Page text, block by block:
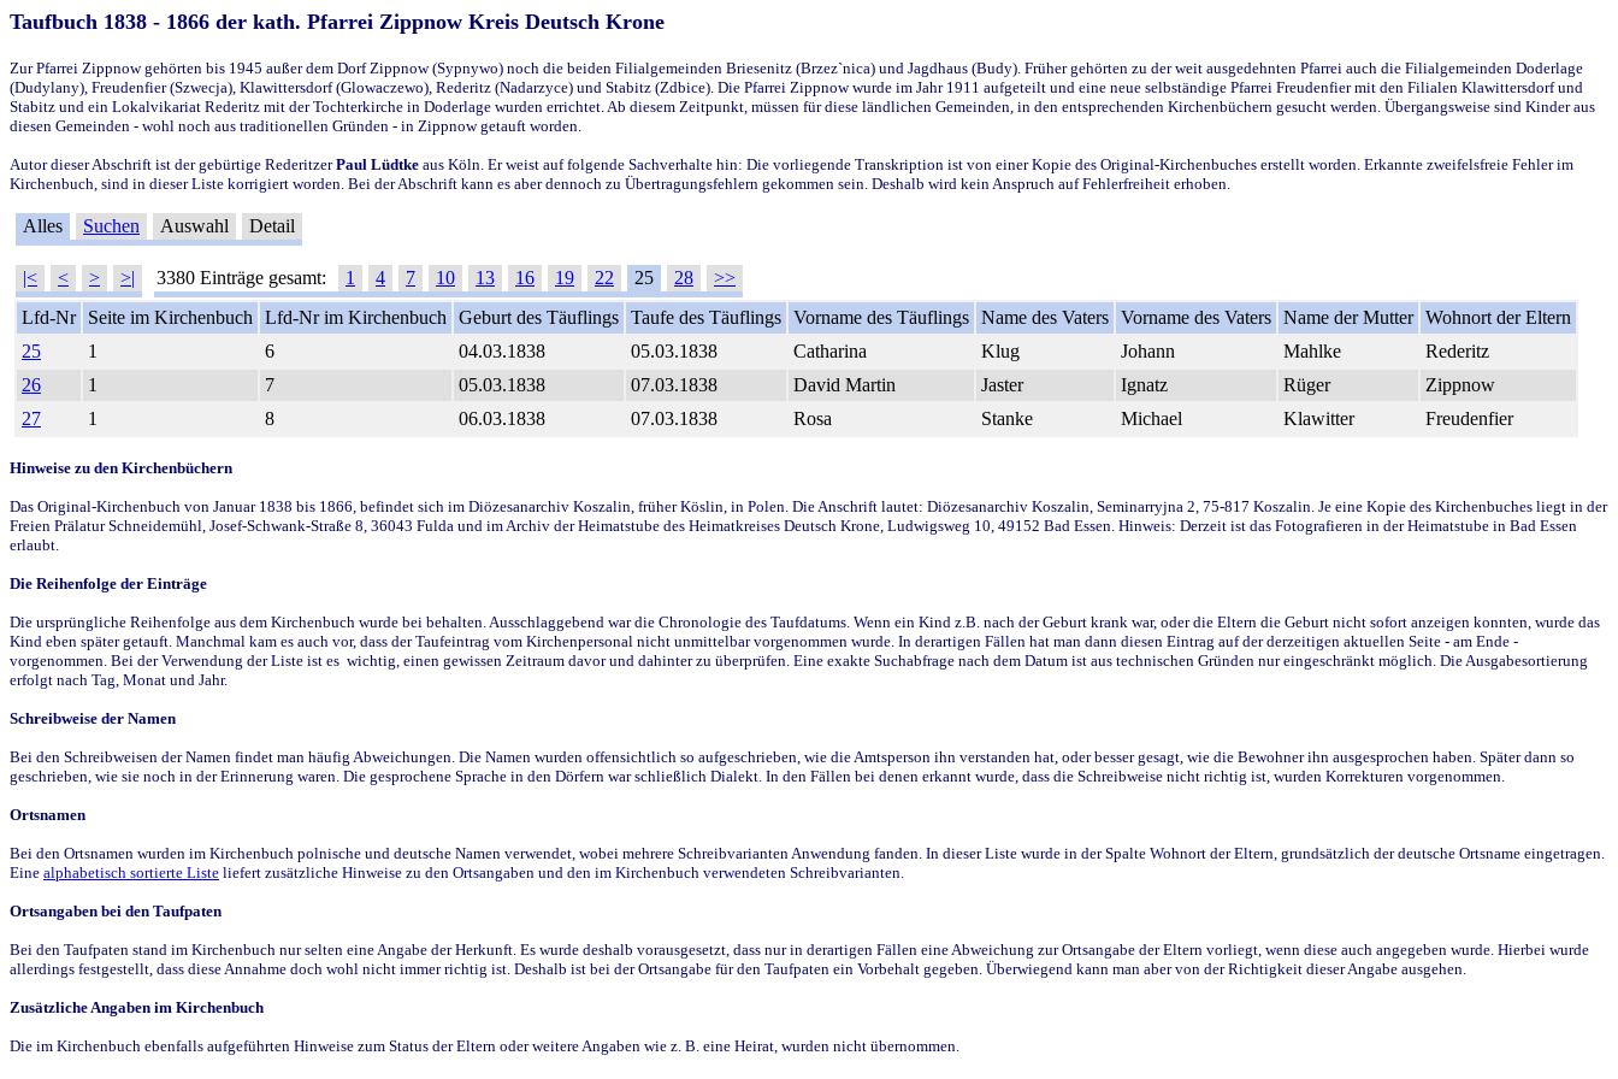
Taufbuch 1838 - 1866 der kath. Pfarrei Zippnow Kreis Deutsch Krone
Zur Pfarrei Zippnow gehörten bis 1945 außer dem Dorf Zippnow (Sypnywo) noch die beiden Filialgemeinden Briesenitz (Brzez`nica) und Jagdhaus (Budy). Früher gehörten zu der weit ausgedehnten Pfarrei auch die Filialgemeinden Doderlage
(Dudylany), Freudenfier (Szwecja), Klawittersdorf (Glowaczewo), Rederitz (Nadarzyce) und Stabitz (Zdbice). Die Pfarrei Zippnow wurde im Jahr 1911 aufgeteilt und eine neue selbständige Pfarrei Freudenfier mit den Filialen Klawittersdorf und
Stabitz und ein Lokalvikariat Rederitz mit der Tochterkirche in Doderlage wurden errichtet. Ab diesem Zeitpunkt, müssen für diese ländlichen Gemeinden, in den entsprechenden Kirchenbüchern gesucht werden. Übergangsweise sind Kinder aus
diesen Gemeinden - wohl noch aus traditionellen Gründen - in Zippnow getauft worden.
Autor dieser Abschrift ist der gebürtige RederitzerPaul Lüdtke aus Köln. Er weist auf folgende Sachverhalte hin: Die vorliegende Transkription ist von einer Kopie des Original-Kirchenbuches erstellt worden. Erkannte zweifelsfreie Fehler im
Kirchenbuch, sind in dieser Liste korrigiert worden. Bei der Abschrift kann es aber dennoch zu Übertragungsfehlern gekommen sein. Deshalb wird kein Anspruch auf Fehlerfreiheit erhoben.
Alles Suchen Auswahl Detail
|< < > >| 3380 Einträge gesamt: 1 4 7 10 13 16 19 22 25 28
>>
Lfd-Nr
Seite im Kirchenbuch Lfd-Nr im Kirchenbuch Geburt des Täuflings Taufe des Täuflings Vorname des Täuflings Name des Vaters Vorname des Vaters Name der Mutter Wohnort der Eltern
25
1 6 04.03.1838 05.03.1838 Catharina Klug Johann Mahlke
Rederitz
26
1 7 05.03.1838 07.03.1838 David Martin Jaster Ignatz Rüger
Zippnow
27
1 8 06.03.1838 07.03.1838 Rosa Stanke Michael Klawitter Freudenfier
Hinweise zu den Kirchenbüchern
Das Original-Kirchenbuch von Januar 1838 bis 1866, befindet sich im Diözesanarchiv Koszalin, früher Köslin, in Polen. Die Anschrift lautet: Diözesanarchiv Koszalin, Seminarryjna 2, 75-817 Koszalin. Je eine Kopie des Kirchenbuches liegt in der
Freien Prälatur Schneidemühl, Josef-Schwank-Straße 8, 36043 Fulda und im Archiv der Heimatstube des Heimatkreises Deutsch Krone, Ludwigsweg 10, 49152 Bad Essen. Hinweis: Derzeit ist das Fotografieren in der Heimatstube in Bad Essen
erlaubt.
Die Reihenfolge der Einträge
Die ursprüngliche Reihenfolge aus dem Kirchenbuch wurde bei behalten. Ausschlaggebend war die Chronologie des Taufdatums. Wenn ein Kind z.B. nach der Geburt krank war, oder die Eltern die Geburt nicht sofort anzeigen konnten, wurde das
Kind eben später getauft. Manchmal kam es auch vor, dass der Taufeintrag vom Kirchenpersonal nicht unmittelbar vorgenommen wurde. In derartigen Fällen hat man dann diesen Eintrag auf der derzeitigen aktuellen Seite - am Ende -
vorgenommen. Bei der Verwendung der Liste ist es wichtig, einen gewissen Zeitraum davor und dahinter zu überprüfen. Eine exakte Suchabfrage nach dem Datum ist aus technischen Gründen nur eingeschränkt möglich. Die Ausgabesortierung
erfolgt nach Tag, Monat und Jahr.
Schreibweise der Namen
Bei den Schreibweisen der Namen findet man häufig Abweichungen. Die Namen wurden offensichtlich so aufgeschrieben, wie die Amtsperson ihn verstanden hat, oder besser gesagt, wie die Bewohner ihn ausgesprochen haben. Später dann so
geschrieben, wie sie noch in der Erinnerung waren. Die gesprochene Sprache in den Dörfern war schließlich Dialekt. In den Fällen bei denen erkannt wurde, dass die Schreibweise nicht richtig ist, wurden Korrekturen vorgenommen.
Ortsnamen
Bei den Ortsnamen wurden im Kirchenbuch polnische und deutsche Namen verwendet, wobei mehrere Schreibvarianten Anwendung fanden. In dieser Liste wurde in der Spalte Wohnort der Eltern, grundsätzlich der deutsche Ortsname eingetragen.
Eine alphabetisch sortierte Liste liefert zusätzliche Hinweise zu den Ortsangaben und den im Kirchenbuch verwendeten Schreibvarianten.
Ortsangaben bei den Taufpaten
Bei den Taufpaten stand im Kirchenbuch nur selten eine Angabe der Herkunft. Es wurde deshalb vorausgesetzt, dass nur in derartigen Fällen eine Abweichung zur Ortsangabe der Eltern vorliegt, wenn diese auch angegeben wurde. Hierbei wurde
allerdings festgestellt, dass diese Annahme doch wohl nicht immer richtig ist. Deshalb ist bei der Ortsangabe für den Taufpaten ein Vorbehalt gegeben. Überwiegend kann man aber von der Richtigkeit dieser Angabe ausgehen.
Zusätzliche Angaben im Kirchenbuch
Die im Kirchenbuch ebenfalls aufgeführten Hinweise zum Status der Eltern oder weitere Angaben wie z. B. eine Heirat, wurden nicht übernommen.